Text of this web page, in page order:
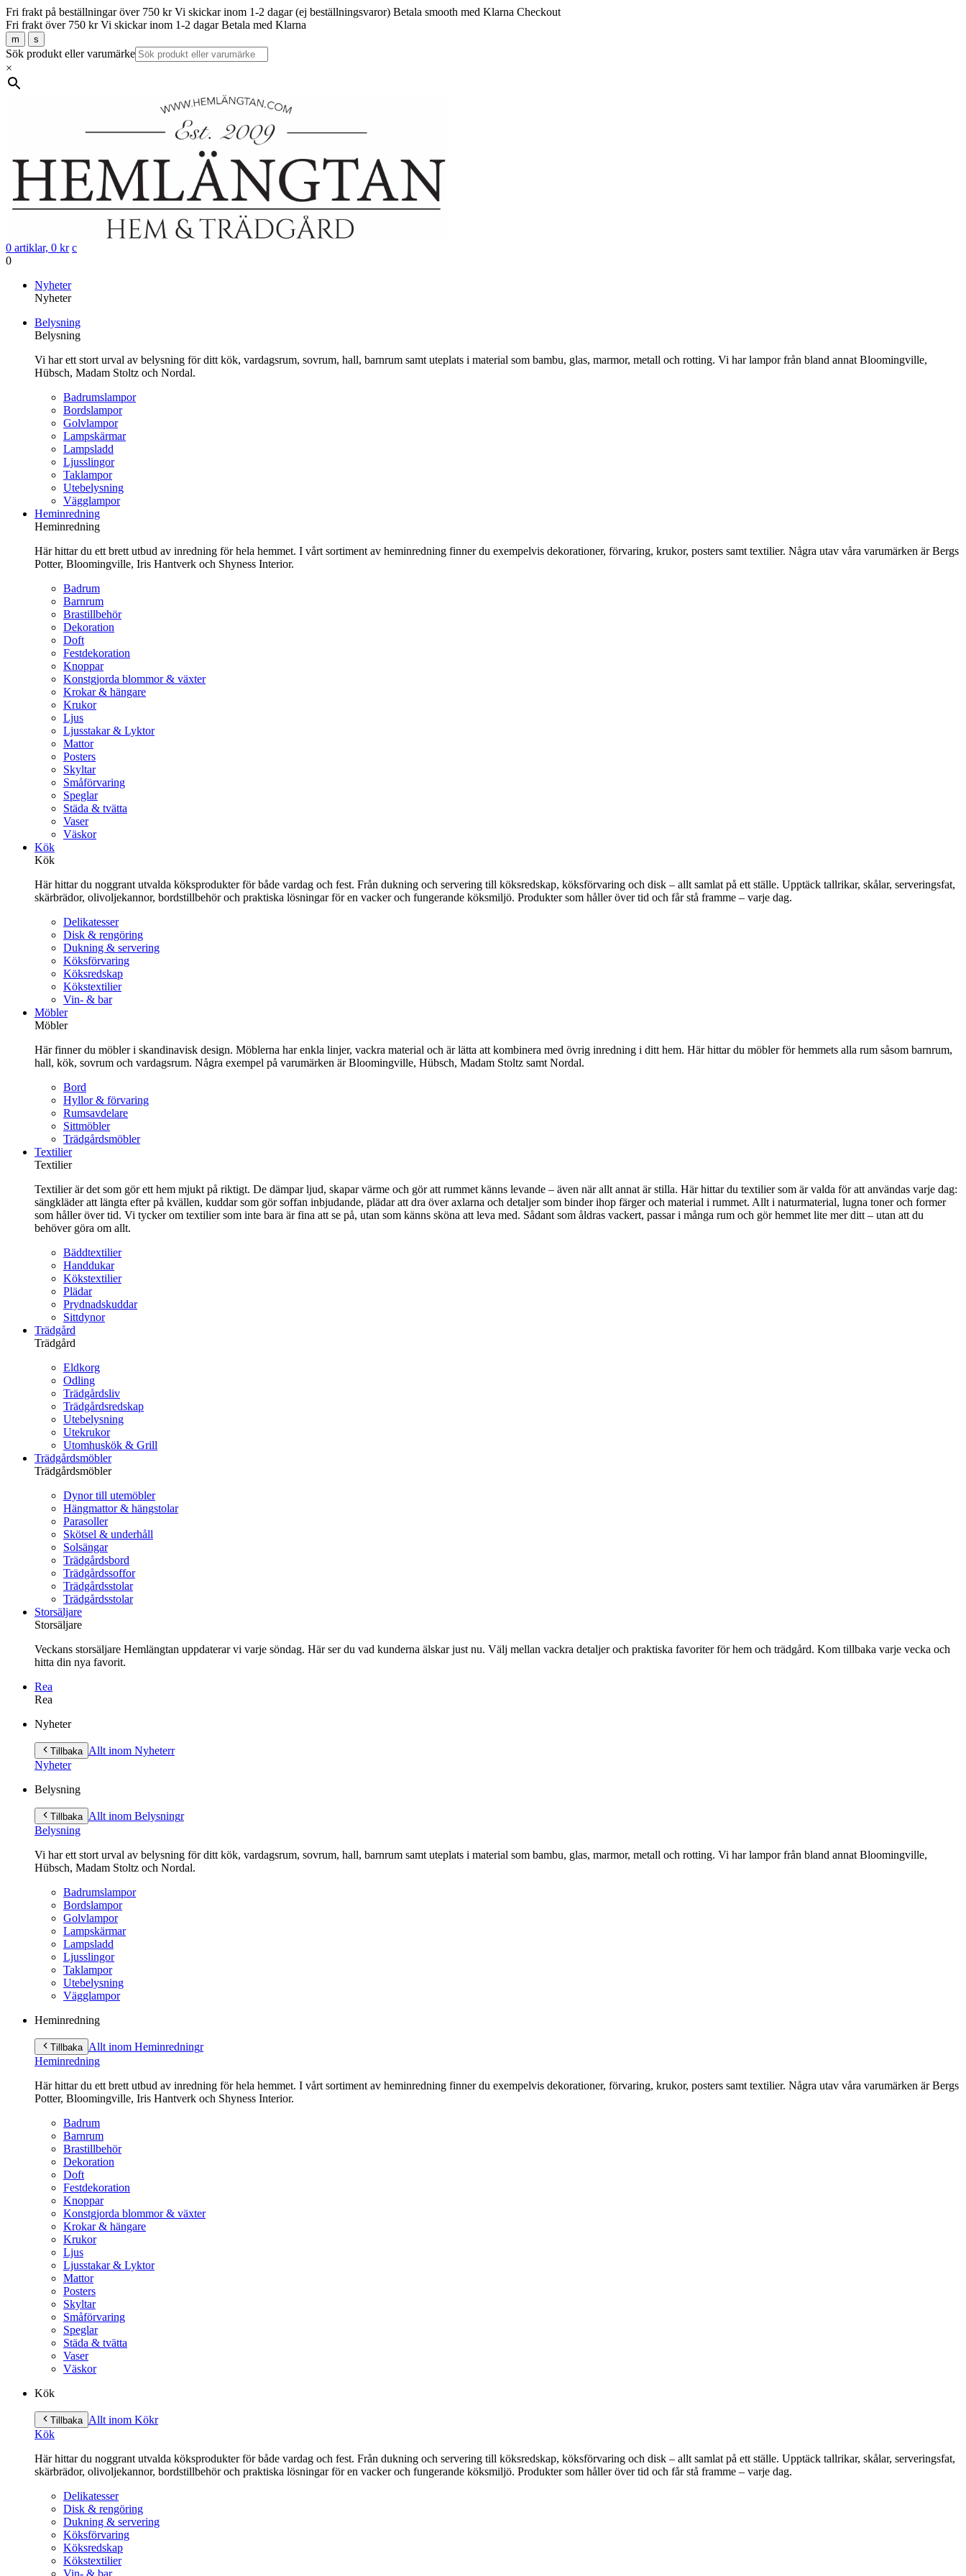
Fri frakt på beställningar över 750 kr Vi skickar inom 1-2 dagar (ej beställningsvaror) Betala smooth med Klarna Checkout
Fri frakt över 750 kr Vi skickar inom 1-2 dagar Betala med Klarna
m s
Sök produkt eller varumärke
×
0 artiklar, 0 kr c
0
innehåll
Nyheter
Nyheter
Belysning
Belysning
Vi har ett stort urval av belysning för ditt kök, vardagsrum, sovrum, hall, barnrum samt uteplats i material som bambu, glas, marmor, metall och rotting. Vi har lampor från bland annat Bloomingville,
Hübsch, Madam Stoltz och Nordal.
Badrumslampor
Bordslampor
Golvlampor
Lampskärmar
Lampsladd
Ljusslingor
Taklampor
Utebelysning
Vägglampor
Heminredning
Heminredning
Här hittar du ett brett utbud av inredning för hela hemmet. I vårt sortiment av heminredning finner du exempelvis dekorationer, förvaring, krukor, posters samt textilier. Några utav våra varumärken är Bergs
Potter, Bloomingville, Iris Hantverk och Shyness Interior.
Badrum
Barnrum
Brastillbehör
Dekoration
Doft
Festdekoration
Knoppar
Konstgjorda blommor & växter
Krokar & hängare
Krukor
Ljus
Ljusstakar & Lyktor
Mattor
Posters
Skyltar
Småförvaring
Speglar
Städa & tvätta
Vaser
Väskor
Kök
Kök
Här hittar du noggrant utvalda köksprodukter för både vardag och fest. Från dukning och servering till köksredskap, köksförvaring och disk – allt samlat på ett ställe. Upptäck tallrikar, skålar, serveringsfat,
skärbrädor, olivoljekannor, bordstillbehör och praktiska lösningar för en vacker och fungerande köksmiljö. Produkter som håller över tid och får stå framme – varje dag.
Delikatesser
Disk & rengöring
Dukning & servering
Köksförvaring
Köksredskap
Kökstextilier
Vin- & bar
Möbler
Möbler
Här finner du möbler i skandinavisk design. Möblerna har enkla linjer, vackra material och är lätta att kombinera med övrig inredning i ditt hem. Här hittar du möbler för hemmets alla rum såsom barnrum,
hall, kök, sovrum och vardagsrum. Några exempel på varumärken är Bloomingville, Hübsch, Madam Stoltz samt Nordal.
Bord
Hyllor & förvaring
Rumsavdelare
Sittmöbler
Trädgårdsmöbler
Textilier
Textilier
Textilier är det som gör ett hem mjukt på riktigt. De dämpar ljud, skapar värme och gör att rummet känns levande – även när allt annat är stilla. Här hittar du textilier som är valda för att användas varje dag:
sängkläder att längta efter på kvällen, kuddar som gör soffan inbjudande, plädar att dra över axlarna och detaljer som binder ihop färger och material i rummet. Allt i naturmaterial, lugna toner och former
som håller över tid. Vi tycker om textilier som inte bara är fina att se på, utan som känns sköna att leva med. Sådant som åldras vackert, passar i många rum och gör hemmet lite mer ditt – utan att du
behöver göra om allt.
Bäddtextilier
Handdukar
Kökstextilier
Plädar
Prydnadskuddar
Sittdynor
Trädgård
Trädgård
Eldkorg
Odling
Trädgårdsliv
Trädgårdsredskap
Utebelysning
Utekrukor
Utomhuskök & Grill
Trädgårdsmöbler
Trädgårdsmöbler
Dynor till utemöbler
Hängmattor & hängstolar
Parasoller
Skötsel & underhåll
Solsängar
Trädgårdsbord
Trädgårdssoffor
Trädgårdsstolar
Trädgårdsstolar
Storsäljare
Storsäljare
Veckans storsäljare Hemlängtan uppdaterar vi varje söndag. Här ser du vad kunderna älskar just nu. Välj mellan vackra detaljer och praktiska favoriter för hem och trädgård. Kom tillbaka varje vecka och
hitta din nya favorit.
Rea
Rea
innehåll
Nyheter
Tillbaka Allt inom Nyheterr
Nyheter
Belysning
Tillbaka Allt inom Belysningr
Belysning
Vi har ett stort urval av belysning för ditt kök, vardagsrum, sovrum, hall, barnrum samt uteplats i material som bambu, glas, marmor, metall och rotting. Vi har lampor från bland annat Bloomingville,
Hübsch, Madam Stoltz och Nordal.
Badrumslampor
Bordslampor
Golvlampor
Lampskärmar
Lampsladd
Ljusslingor
Taklampor
Utebelysning
Vägglampor
Heminredning
Tillbaka Allt inom Heminredningr
Heminredning
Här hittar du ett brett utbud av inredning för hela hemmet. I vårt sortiment av heminredning finner du exempelvis dekorationer, förvaring, krukor, posters samt textilier. Några utav våra varumärken är Bergs
Potter, Bloomingville, Iris Hantverk och Shyness Interior.
Badrum
Barnrum
Brastillbehör
Dekoration
Doft
Festdekoration
Knoppar
Konstgjorda blommor & växter
Krokar & hängare
Krukor
Ljus
Ljusstakar & Lyktor
Mattor
Posters
Skyltar
Småförvaring
Speglar
Städa & tvätta
Vaser
Väskor
Kök
Tillbaka Allt inom Kökr
Kök
Här hittar du noggrant utvalda köksprodukter för både vardag och fest. Från dukning och servering till köksredskap, köksförvaring och disk – allt samlat på ett ställe. Upptäck tallrikar, skålar, serveringsfat,
skärbrädor, olivoljekannor, bordstillbehör och praktiska lösningar för en vacker och fungerande köksmiljö. Produkter som håller över tid och får stå framme – varje dag.
Delikatesser
Disk & rengöring
Dukning & servering
Köksförvaring
Köksredskap
Kökstextilier
Vin- & bar